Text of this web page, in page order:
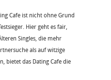
Cafe ist nicht ohne Grund
Hier geht es fair,
Singles, die mehr
als auf witzige
bietet das Dating Cafe die